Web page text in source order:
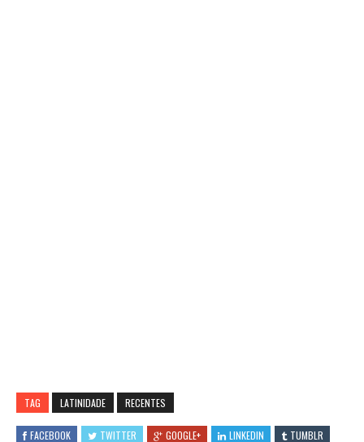
TAG LATINIDADE RECENTES
FACEBOOK TWITTER GOOGLE+ LINKEDIN
TUMBLR